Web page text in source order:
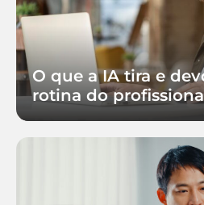
O que a IA tira e
rotina do